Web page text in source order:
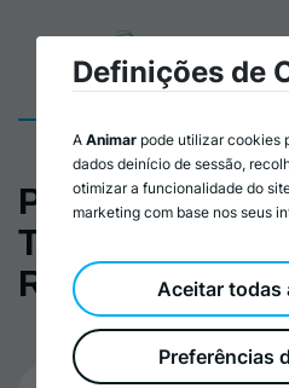
PTRR -
Transformação,
Recuperação e
Definições de
A Animar pode utilizar cookies
dados deinício de sessão,
otimizar a funcionalidade do
marketing com base nos seus
Preferências
Aceitar todas